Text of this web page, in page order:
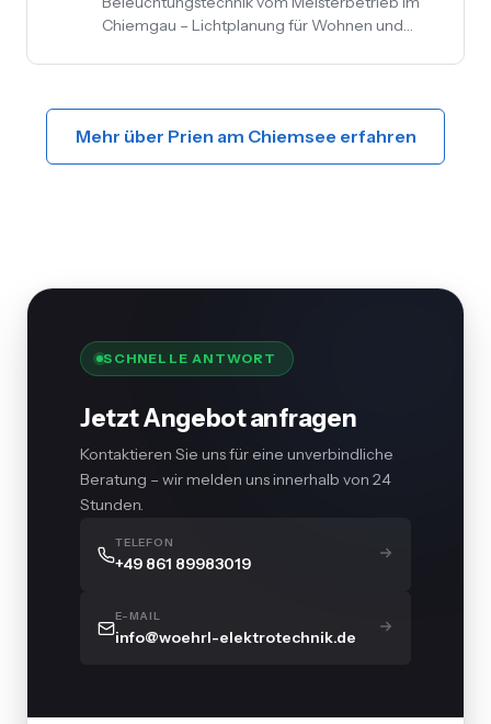
Chiemgau – Lichtplanung für Wohnen und
Akzentbeleuchtung. Auch mit Smart-
Mehr über Prien am Chiemsee erfahren
SCHNELLE ANTWORT
Jetzt Angebot anfragen
Kontaktieren Sie uns für eine unverbindliche
Beratung – wir melden uns innerhalb von 24
Stunden.
TELEFON
+49 861 89983019
E-MAIL
info@woehrl-elektrotechnik.de